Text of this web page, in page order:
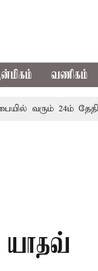
வணிகம்
வரும் 24ம் தேதி